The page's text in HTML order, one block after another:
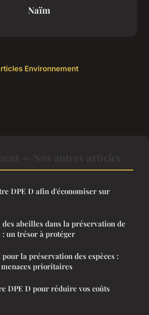
Naïm
Environnement
DPE D afin d'économiser sur
abeilles dans la préservation de
un trésor à protéger
la préservation des espèces :
prioritaires
DPE D pour réduire vos coûts